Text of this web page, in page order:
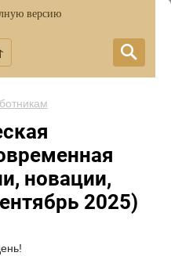
версию
новации,
2025)